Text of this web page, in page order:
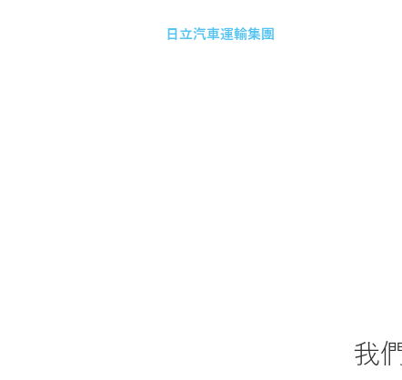
日立汽車運輸集團
我